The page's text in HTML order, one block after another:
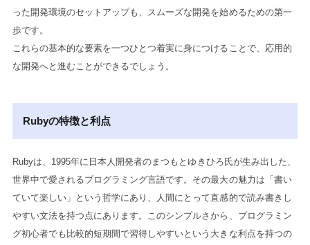
った開発環境のセットアップも、スムーズな開発を始めるための第一
歩です。
これらの基本的な要素を一つひとつ着実に身につけることで、応用的
な開発へと進むことができるでしょう。
Rubyの特徴と利点
Rubyは、1995年に日本人開発者のまつもとゆきひろ氏が生み出した、
世界中で愛されるプログラミング言語です。その最大の魅力は「書い
ていて楽しい」という哲学にあり、人間にとって直感的で読み書きし
やすい文法を持つ点にあります。このシンプルさから、プログラミン
グ初心者でも比較的短期間で習得しやすいという大きな利点を持つの